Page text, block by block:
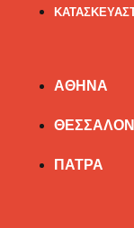
ΑΘΗΝΑ
ΠΑΤΡΑ